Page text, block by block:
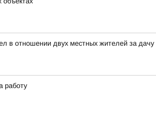
в отношении двух местных жителей за
работу